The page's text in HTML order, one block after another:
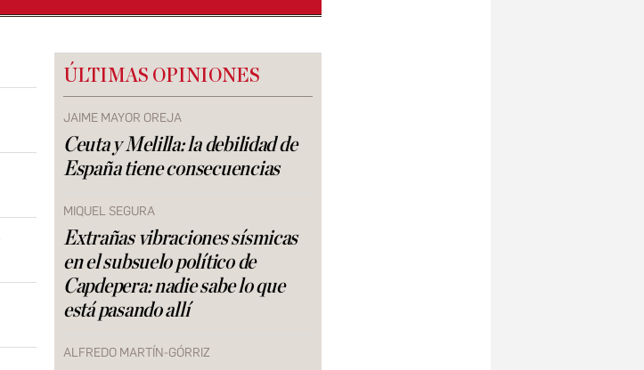
ÚLTIMAS OPINIONES
JAIME MAYOR OREJA
Ceuta y Melilla: la debilidad de
España tiene consecuencias
MIQUEL SEGURA
Extrañas vibraciones sísmicas
en el subsuelo político de
Capdepera: nadie sabe lo que
está pasando allí
ALFREDO MARTÍN-GÓRRIZ